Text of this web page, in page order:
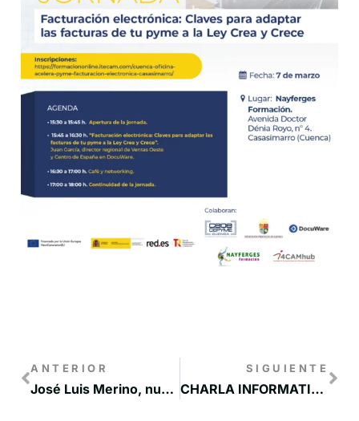
ANTERIOR
José Luis Merino, nuevo presidente de Adiman para el periodo 2024-2028
SIGUIENTE
CHARLA INFORMATIVA – MEJORA DE GESTIÓN EN ASOCIACIONES